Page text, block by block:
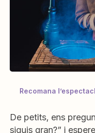
Recomana
De petits, ens
siguis gran?” i